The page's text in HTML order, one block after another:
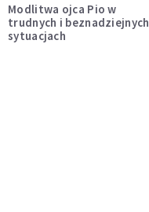
Modlitwa ojca Pio w
trudnych i beznadziejnych
sytuacjach